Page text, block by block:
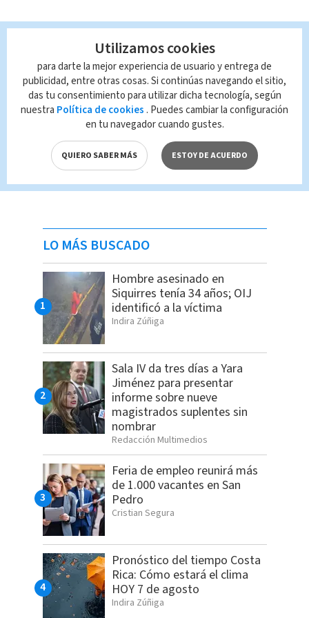
LO MÁS BUSCADO
Hombre asesinado en
Siquirres tenía 34 años; OIJ
identificó a la víctima
Indira Zúñiga
Sala IV da tres días a Yara
Jiménez para presentar
informe sobre nueve
magistrados suplentes sin
nombrar
Redacción Multimedios
Feria de empleo reunirá más
de 1.000 vacantes en San
Pedro
Cristian Segura
Pronóstico del tiempo Costa
Rica: Cómo estará el clima
HOY 7 de agosto
Indira Zúñiga
Utilizamos cookies
para darte la mejor experiencia de usuario y entrega de
publicidad, entre otras cosas. Si continúas navegando el sitio,
das tu consentimiento para utilizar dicha tecnología, según
nuestra Política de cookies . Puedes cambiar la configuración
en tu navegador cuando gustes.
QUIERO SABER MÁS ESTOY DE ACUERDO